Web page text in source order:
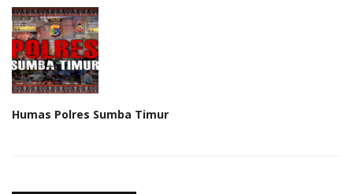
Humas Polres Sumba Timur